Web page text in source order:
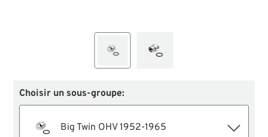
Choisir un sous-groupe:
Big Twin OHV 1952-1965